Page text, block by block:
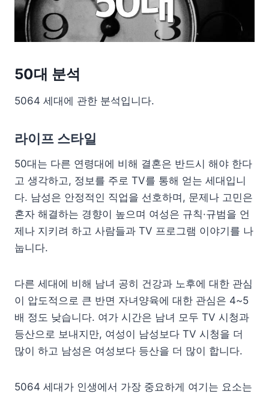
50대 분석
5064 세대에 관한 분석입니다.
라이프 스타일
50대는 다른 연령대에 비해 결혼은 반드시 해야 한다
고 생각하고, 정보를 주로 TV를 통해 얻는 세대입니
다. 남성은 안정적인 직업을 선호하며, 문제나 고민은
혼자 해결하는 경향이 높으며 여성은 규칙·규범을 언
제나 지키려 하고 사람들과 TV 프로그램 이야기를 나
눕니다.
다른 세대에 비해 남녀 공히 건강과 노후에 대한 관심
이 압도적으로 큰 반면 자녀양육에 대한 관심은 4~5
배 정도 낮습니다. 여가 시간은 남녀 모두 TV 시청과
등산으로 보내지만, 여성이 남성보다 TV 시청을 더
많이 하고 남성은 여성보다 등산을 더 많이 합니다.
5064 세대가 인생에서 가장 중요하게 여기는 요소는